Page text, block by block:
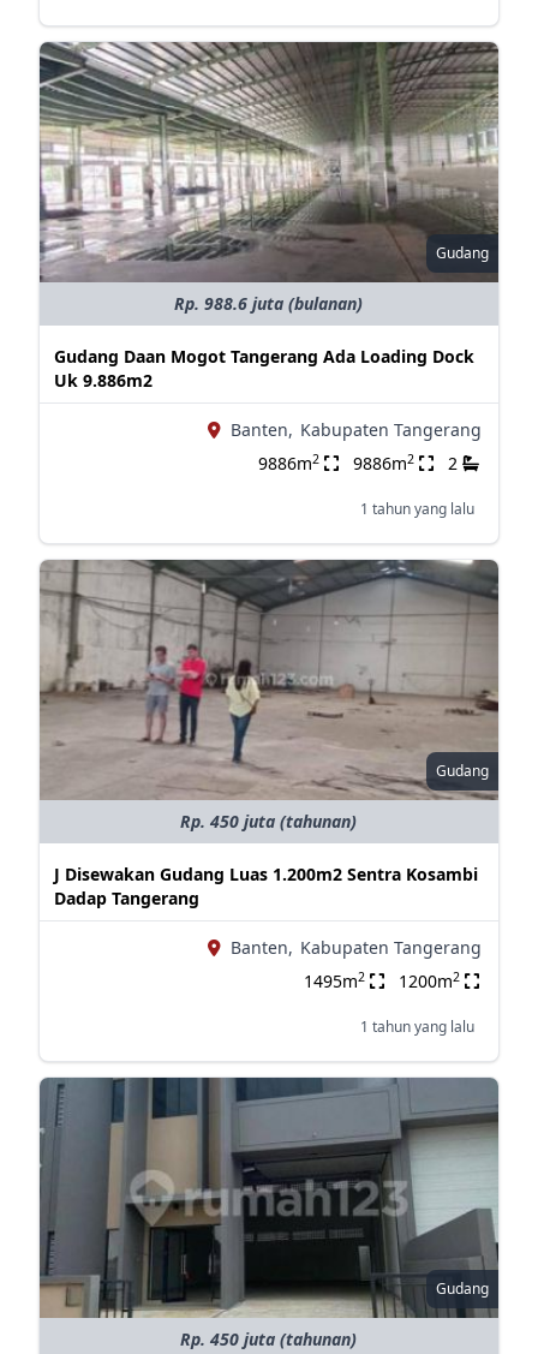
Gudang
Rp. 988.6 juta (bulanan)
Gudang Daan Mogot Tangerang Ada Loading Dock
Uk 9.886m2
Banten, Kabupaten Tangerang
9886m2 9886m2 2
1 tahun yang lalu
Gudang
Rp. 450 juta (tahunan)
J Disewakan Gudang Luas 1.200m2 Sentra Kosambi
Dadap Tangerang
Banten, Kabupaten Tangerang
1495m2 1200m2
1 tahun yang lalu
Gudang
Rp. 450 juta (tahunan)